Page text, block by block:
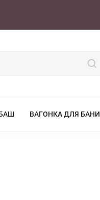
ВАГОНКА ДЛЯ БАНИ